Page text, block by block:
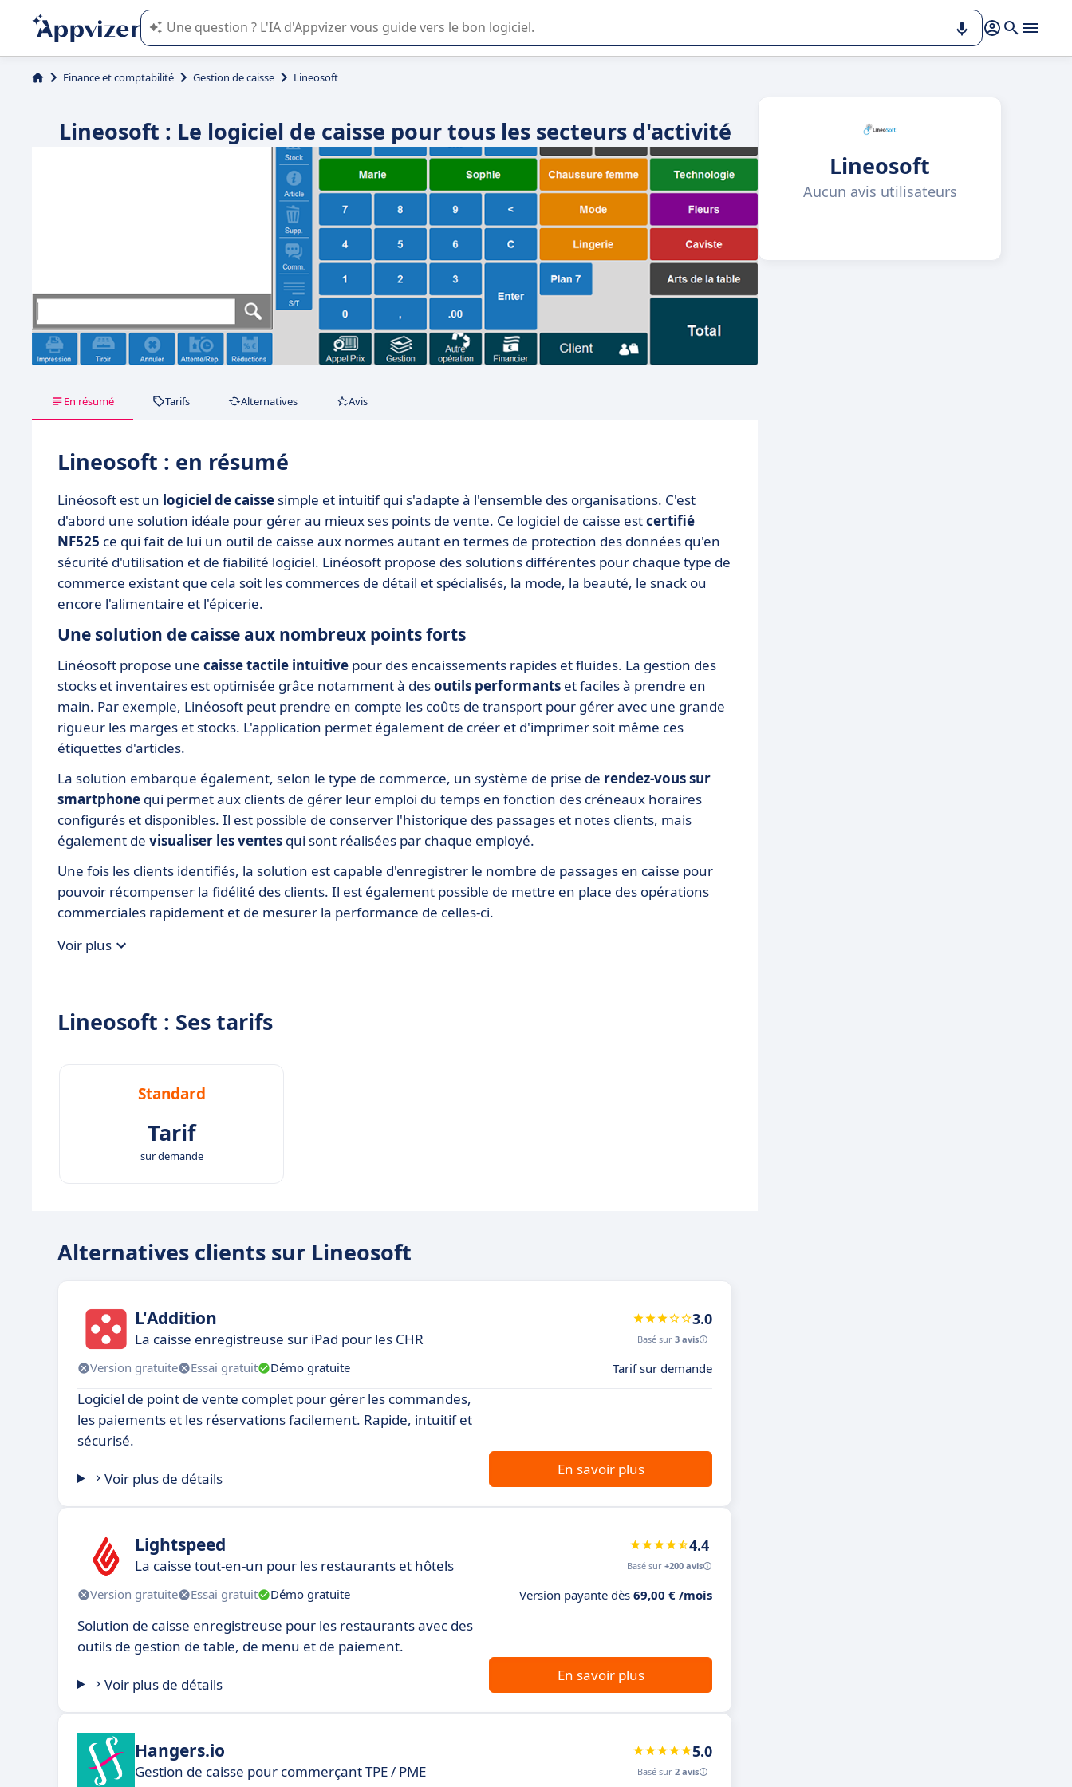
L'IA de Appvizer vous guide dans l'utilisation ou la sélection de logiciel SaaS en entreprise.
Finance et comptabilité Gestion de caisse Lineosoft
Lineosoft : Le logiciel de caisse pour tous les secteurs d'activité
En résumé Tarifs Alternatives Avis
Lineosoft : en résumé
Linéosoft est un logiciel de caisse simple et intuitif qui s'adapte à l'ensemble des organisations. C'est
d'abord une solution idéale pour gérer au mieux ses points de vente. Ce logiciel de caisse estcertifié
NF525 ce qui fait de lui un outil de caisse aux normes autant en termes de protection des données qu'en
sécurité d'utilisation et de fiabilité logiciel. Linéosoft propose des solutions différentes pour chaque type de
commerce existant que cela soit les commerces de détail et spécialisés, la mode, la beauté, le snack ou
encore l'alimentaire et l'épicerie.
Une solution de caisse aux nombreux points forts
Linéosoft propose une caisse tactile intuitive pour des encaissements rapides et fluides. La gestion des
stocks et inventaires est optimisée grâce notamment à desoutils performants et faciles à prendre en
main. Par exemple, Linéosoft peut prendre en compte les coûts de transport pour gérer avec une grande
rigueur les marges et stocks. L'application permet également de créer et d'imprimer soit même ces
étiquettes d'articles.
La solution embarque également, selon le type de commerce, un système de prise de rendez-vous sur
smartphone qui permet aux clients de gérer leur emploi du temps en fonction des créneaux horaires
configurés et disponibles. Il est possible de conserver l'historique des passages et notes clients, mais
également de visualiser les ventes qui sont réalisées par chaque employé.
Une fois les clients identifiés, la solution est capable d'enregistrer le nombre de passages en caisse pour
pouvoir récompenser la fidélité des clients. Il est également possible de mettre en place des opérations
commerciales rapidement et de mesurer la performance de celles-ci.
Voir plus
Lineosoft : Ses tarifs
Standard
Tarif
sur demande
Alternatives clients sur Lineosoft
L'Addition
La caisse enregistreuse sur iPad pour les CHR
3.0
Basé sur 3 avis
Version gratuite Essai gratuit Démo gratuite Tarif sur demande
Logiciel de point de vente complet pour gérer les commandes,
les paiements et les réservations facilement. Rapide, intuitif et
sécurisé.
Voir plus de détails
En savoir plus
Lightspeed
La caisse tout-en-un pour les restaurants et hôtels
4.4
Basé sur +200 avis
Version gratuite Essai gratuit Démo gratuite Version payante dès 69,00 € /mois
Solution de caisse enregistreuse pour les restaurants avec des
outils de gestion de table, de menu et de paiement.
Voir plus de détails
En savoir plus
Hangers.io
Gestion de caisse pour commerçant TPE / PME
5.0
Basé sur 2 avis
Lineosoft
Aucun avis utilisateurs